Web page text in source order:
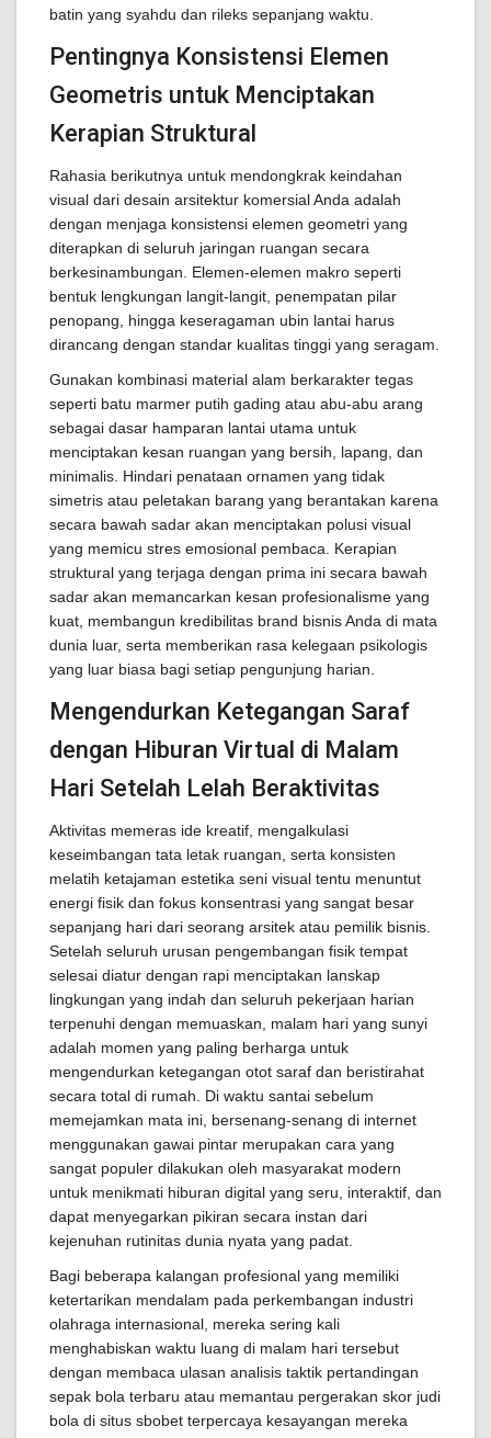
batin yang syahdu dan rileks sepanjang waktu.
Pentingnya Konsistensi Elemen
Geometris untuk Menciptakan
Kerapian Struktural
Rahasia berikutnya untuk mendongkrak keindahan
visual dari desain arsitektur komersial Anda adalah
dengan menjaga konsistensi elemen geometri yang
diterapkan di seluruh jaringan ruangan secara
berkesinambungan. Elemen-elemen makro seperti
bentuk lengkungan langit-langit, penempatan pilar
penopang, hingga keseragaman ubin lantai harus
dirancang dengan standar kualitas tinggi yang seragam.
Gunakan kombinasi material alam berkarakter tegas
seperti batu marmer putih gading atau abu-abu arang
sebagai dasar hamparan lantai utama untuk
menciptakan kesan ruangan yang bersih, lapang, dan
minimalis. Hindari penataan ornamen yang tidak
simetris atau peletakan barang yang berantakan karena
secara bawah sadar akan menciptakan polusi visual
yang memicu stres emosional pembaca. Kerapian
struktural yang terjaga dengan prima ini secara bawah
sadar akan memancarkan kesan profesionalisme yang
kuat, membangun kredibilitas brand bisnis Anda di mata
dunia luar, serta memberikan rasa kelegaan psikologis
yang luar biasa bagi setiap pengunjung harian.
Mengendurkan Ketegangan Saraf
dengan Hiburan Virtual di Malam
Hari Setelah Lelah Beraktivitas
Aktivitas memeras ide kreatif, mengalkulasi
keseimbangan tata letak ruangan, serta konsisten
melatih ketajaman estetika seni visual tentu menuntut
energi fisik dan fokus konsentrasi yang sangat besar
sepanjang hari dari seorang arsitek atau pemilik bisnis.
Setelah seluruh urusan pengembangan fisik tempat
selesai diatur dengan rapi menciptakan lanskap
lingkungan yang indah dan seluruh pekerjaan harian
terpenuhi dengan memuaskan, malam hari yang sunyi
adalah momen yang paling berharga untuk
mengendurkan ketegangan otot saraf dan beristirahat
secara total di rumah. Di waktu santai sebelum
memejamkan mata ini, bersenang-senang di internet
menggunakan gawai pintar merupakan cara yang
sangat populer dilakukan oleh masyarakat modern
untuk menikmati hiburan digital yang seru, interaktif, dan
dapat menyegarkan pikiran secara instan dari
kejenuhan rutinitas dunia nyata yang padat.
Bagi beberapa kalangan profesional yang memiliki
ketertarikan mendalam pada perkembangan industri
olahraga internasional, mereka sering kali
menghabiskan waktu luang di malam hari tersebut
dengan membaca ulasan analisis taktik pertandingan
sepak bola terbaru atau memantau pergerakan skor judi
bola di situs sbobet terpercaya kesayangan mereka